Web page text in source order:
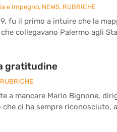
e Impegno, NEWS, RUBRICHE
fu il primo a intuire che la
collegavano Palermo agli
gratitudine
RUBRICHE
a mancare Mario Bignone,
ci ha sempre riconosciuto,